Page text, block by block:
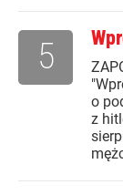
o
z
5